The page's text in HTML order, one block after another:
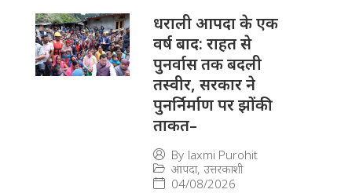
धराली आपदा के एक
वर्ष बाद: राहत से
पुनर्वास तक बदली
तस्वीर, सरकार ने
पुनर्निर्माण पर झोंकी
ताकत–
By laxmi Purohit
आपदा, उत्तरकाशी
04/08/2026